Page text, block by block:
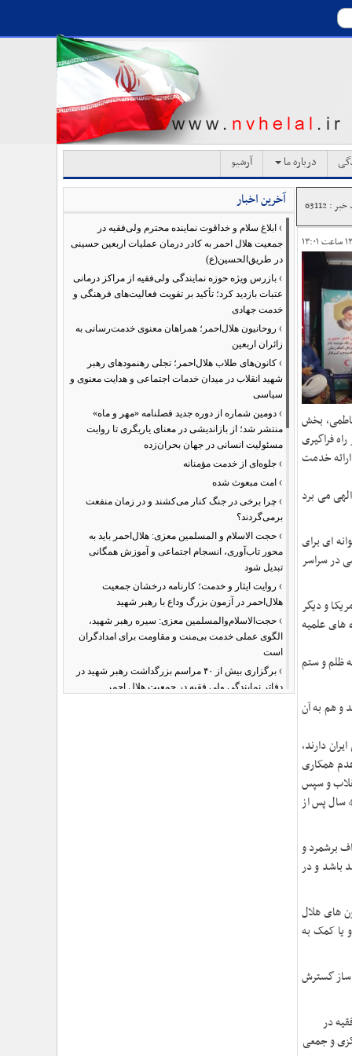
درباره ما آرشیو
: 63112
بخش
فراگیری
خدمت
می برد
ای برای
در سراسر
و دیگر
های علمیه
ظلم و ستم
و هم به آن
دارند،
کشورها به منظور عدم همکاری
و سپس
مقام معظم رهبری، مانع از دستیابی آنان به نقشه های شوم گردید و این مسئله رمز ماندگاری انقلاب اسلامی در برابر انبوهی از هجمه های دشمن در طول 40 سال پس از
برشمرد و
باشد و در
های هلال
یا کمک به
ساز گسترش
در
و جمعی
آخرین اخبار
› ابلاغ سلام و خداقوت نماینده محترم ولی‌فقیه در
جمعیت هلال احمر به کادر درمان عملیات اربعین حسینی
در طریق‌الحسین(ع)
› بازرس ویژه حوزه نمایندگی ولی‌فقیه از مراکز درمانی
عتبات بازدید کرد؛ تأکید بر تقویت فعالیت‌های فرهنگی و
خدمت جهادی
› روحانیون هلال‌احمر؛ همراهان معنوی خدمت‌رسانی به
زائران اربعین
› کانون‌های طلاب هلال‌احمر؛ تجلی رهنمودهای رهبر
شهید انقلاب در میدان خدمات اجتماعی و هدایت معنوی و
سیاسی
› دومین شماره از دوره جدید فصلنامه «مهر و ماه»
منتشر شد؛ از بازاندیشی در معنای یاریگری تا روایت
مسئولیت انسانی در جهان بحران‌زده
› جلوه‌ای از خدمت مؤمنانه
› امت مبعوث شده
› چرا برخی در جنگ کنار می‌کشند و در زمان منفعت
برمی‌گردند؟
› حجت الاسلام و المسلمین معزی: هلال‌احمر باید به
محور تاب‌آوری، انسجام اجتماعی و آموزش همگانی
تبدیل شود
› روایت ایثار و خدمت؛ کارنامه درخشان جمعیت
هلال‌احمر در آزمون بزرگ وداع با رهبر شهید
› حجت‌الاسلام‌والمسلمین معزی: سیره رهبر شهید،
الگوی عملی خدمت بی‌منت و مقاومت برای امدادگران
است
›
برگزاری بیش از ۴۰ مراسم بزرگداشت رهبر شهید در
دفاتر نمایندگی ولی فقیه در جمعیت هلال احمر